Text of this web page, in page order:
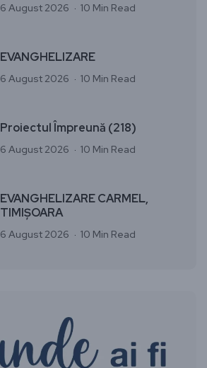
6 August 2026 10 Min Read
EVANGHELIZARE
6 August 2026 10 Min Read
Proiectul Împreună (218)
6 August 2026 10 Min Read
EVANGHELIZARE CARMEL,
TIMIȘOARA
6 August 2026 10 Min Read